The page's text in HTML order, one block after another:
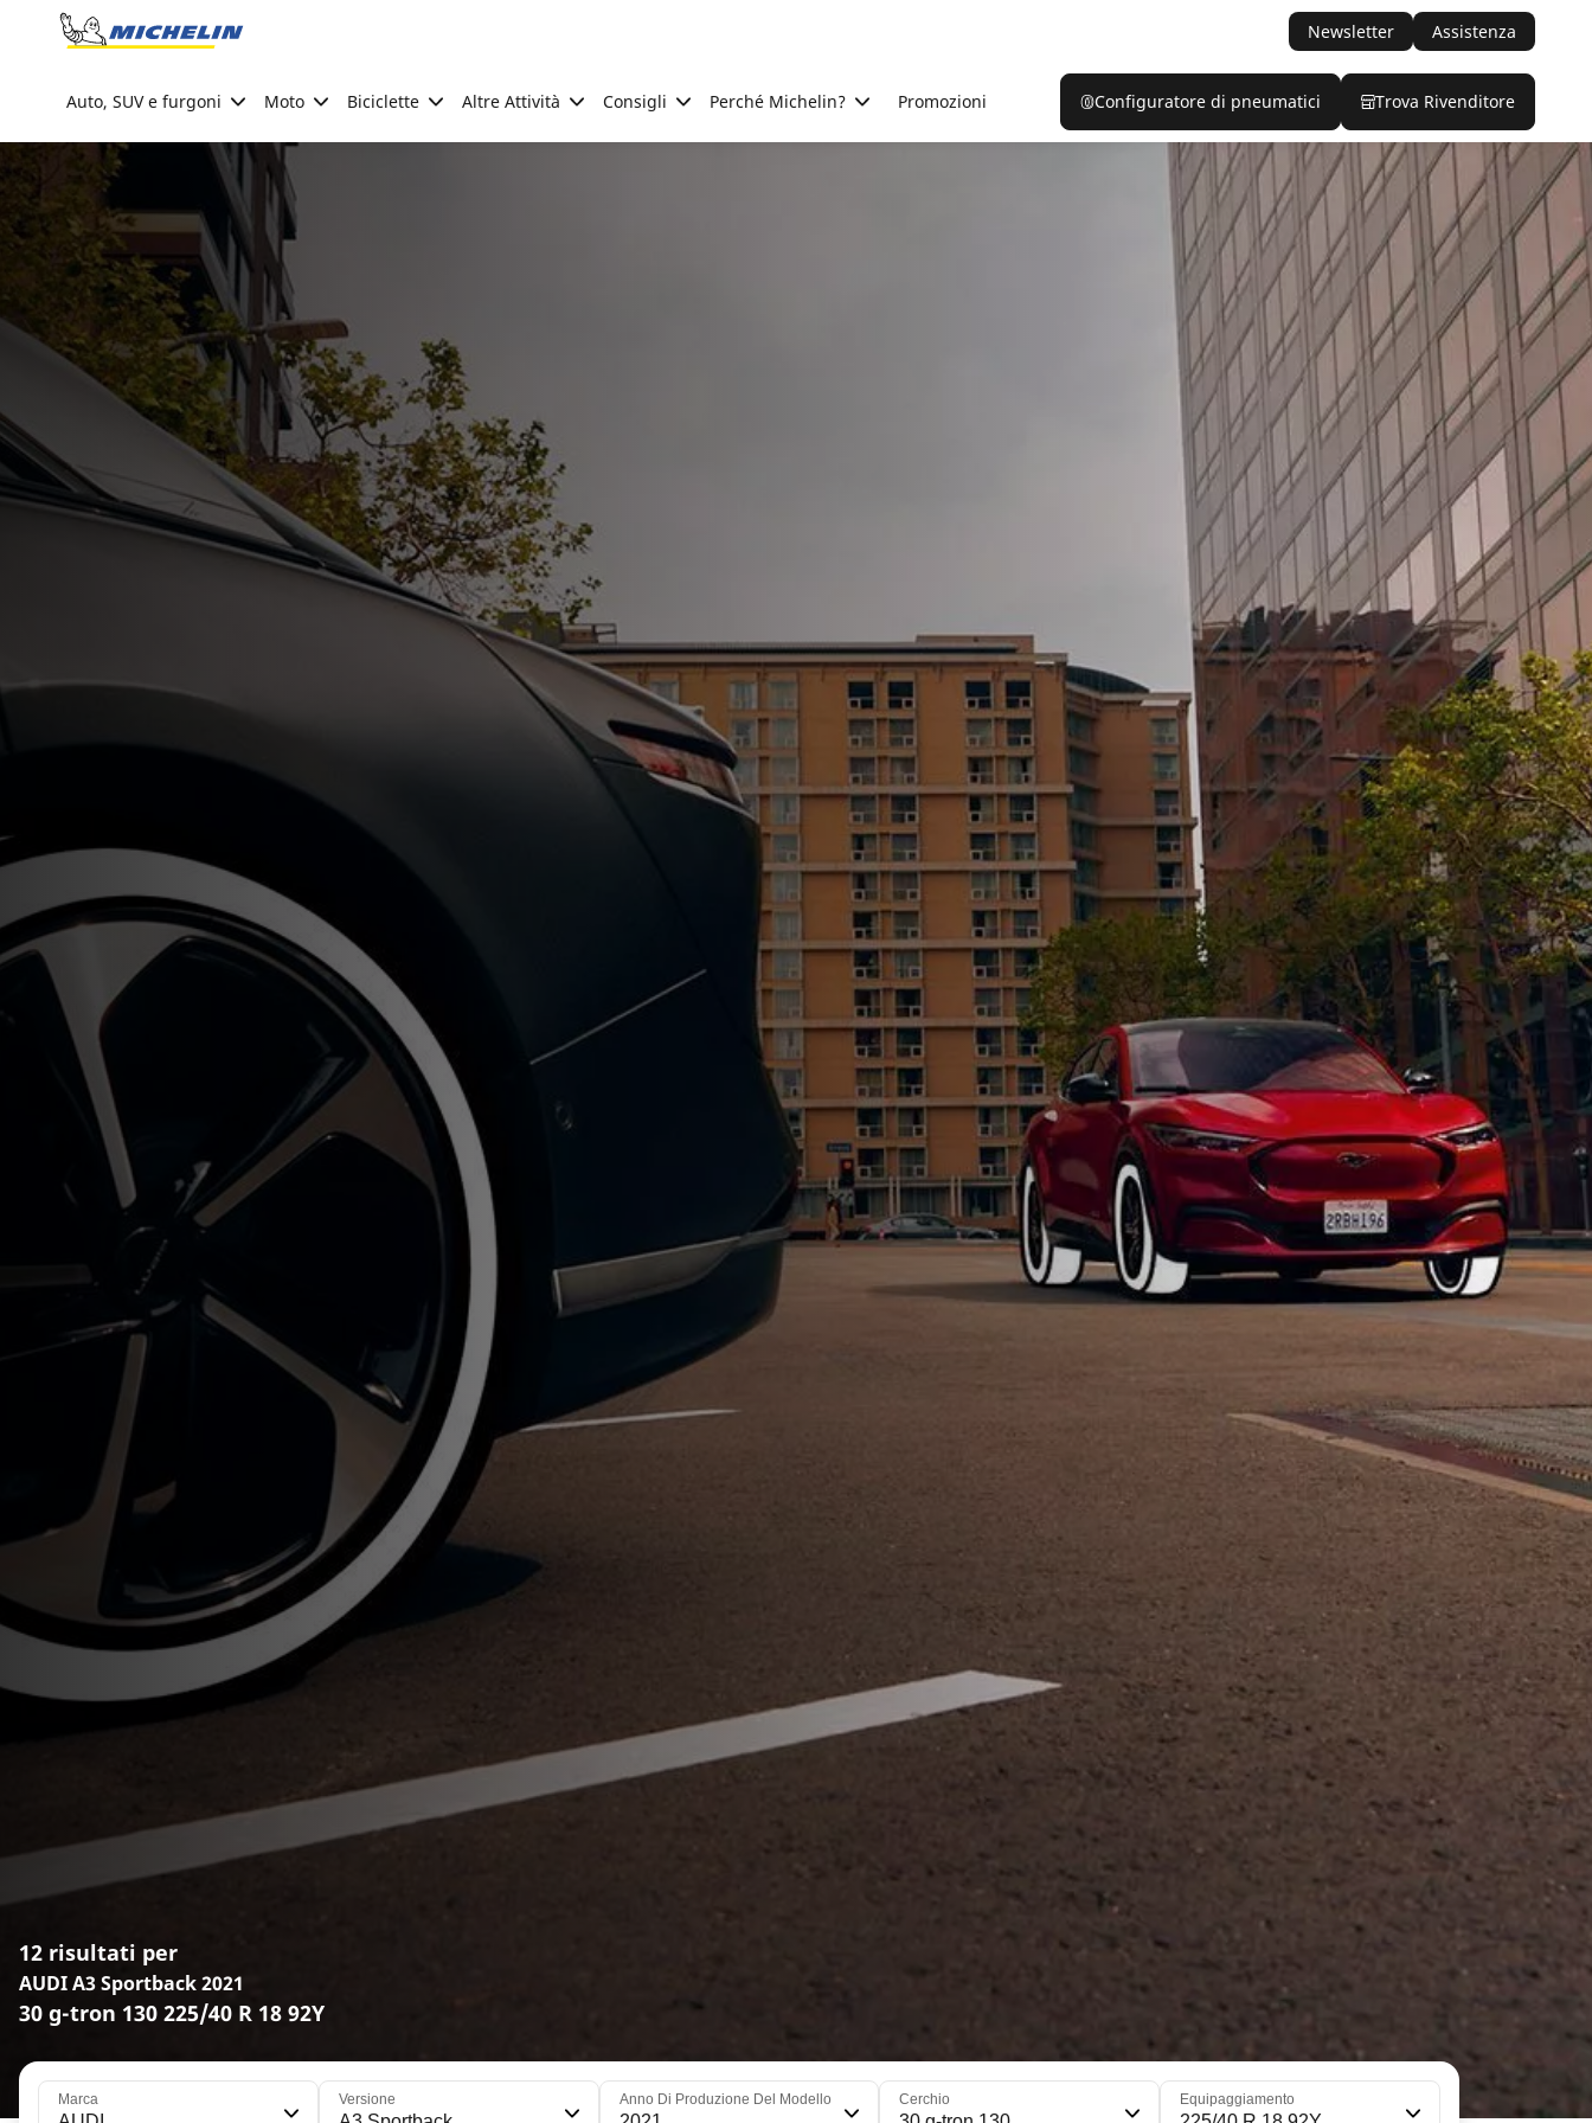
Go to page content
Newsletter Assistenza
Auto, SUV e furgoni Moto Biciclette Altre Attività Consigli Perché Michelin? Promozioni Configuratore di pneumatici Trova Rivenditore
12 risultati per
AUDI A3 Sportback 2021
30 g-tron 130 225/40 R 18 92Y
Marca Versione Anno Di Produzione Del Modello Cerchio Equipaggiamento